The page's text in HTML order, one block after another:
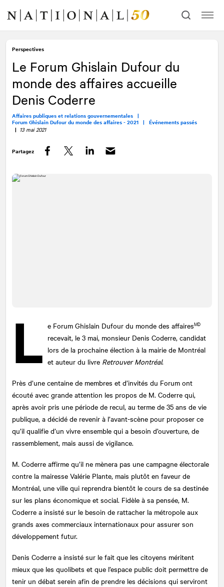
contenu
navigation
Perspectives
Le Forum Ghislain Dufour du
monde des affaires accueille
Denis Coderre
Affaires publiques et relations gouvernementales |
Forum Ghislain Dufour du monde des affaires - 2021 | Événements passés
| 13 mai 2021
Partagez
L e Forum Ghislain Dufour du monde des affairesMD
recevait, le 3 mai, monsieur Denis Coderre, candidat
lors de la prochaine élection à la mairie de Montréal
et auteur du livre Retrouver Montréal.
Près d’une centaine de membres et d’invités du Forum ont
écouté avec grande attention les propos de M. Coderre qui,
après avoir pris une période de recul, au terme de 35 ans de vie
publique, a décidé de revenir à l’avant-scène pour proposer ce
qu’il qualifie d’un vivre ensemble qui a besoin d’ouverture, de
rassemblement, mais aussi de vigilance.
M. Coderre affirme qu’il ne mènera pas une campagne électorale
contre la mairesse Valérie Plante, mais plutôt en faveur de
Montréal, une ville qui reprendra bientôt le cours de sa destinée
sur les plans économique et social. Fidèle à sa pensée, M.
Coderre a insisté sur le besoin de rattacher la métropole aux
grands axes commerciaux internationaux pour assurer son
développement futur.
Denis Coderre a insisté sur le fait que les citoyens méritent
mieux que les quolibets et que l’espace public doit permettre de
tenir un débat serein afin de prendre les décisions qui serviront